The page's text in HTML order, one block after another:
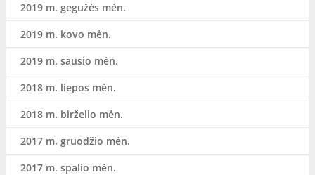
2019 m. gegužės mėn.
2019 m. kovo mėn.
2019 m. sausio mėn.
2018 m. liepos mėn.
2018 m. birželio mėn.
2017 m. gruodžio mėn.
2017 m. spalio mėn.